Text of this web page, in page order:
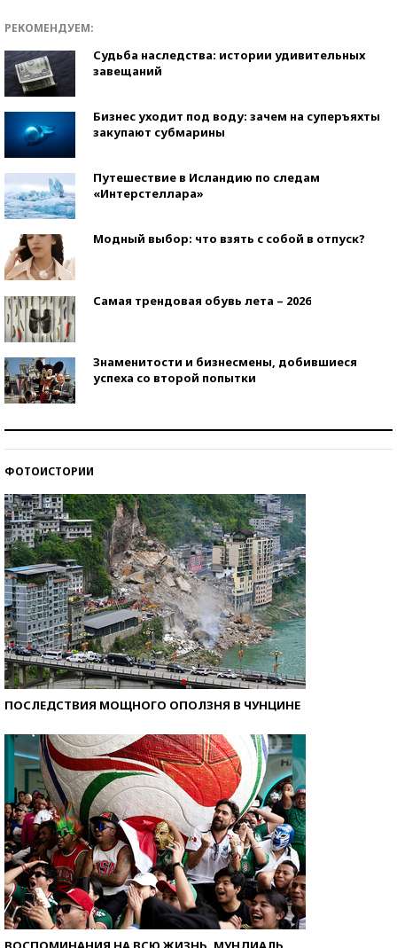
РЕКОМЕНДУЕМ:
Судьба наследства: истории удивительных
завещаний
Бизнес уходит под воду: зачем на суперъяхты
закупают субмарины
Путешествие в Исландию по следам
«Интерстеллара»
Модный выбор: что взять с собой в отпуск?
Самая трендовая обувь лета – 2026
Знаменитости и бизнесмены, добившиеся
успеха со второй попытки
ФОТОИСТОРИИ
ПОСЛЕДСТВИЯ МОЩНОГО ОПОЛЗНЯ В ЧУНЦИНЕ